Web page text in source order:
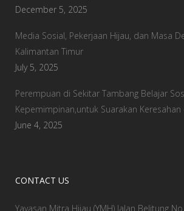
December 5, 2025
Media Sosial, Pekerjaan Hijau, dan Masa
Kalimantan Timur
July 5, 2025
Perempuan di Sekitar Tambang Belajar
Kepemimpinan,untuk Suarakan Keresahan
June 4, 2025
CONTACT US
Yayasan Mitra Hijau (YMH) Jalan Belitung